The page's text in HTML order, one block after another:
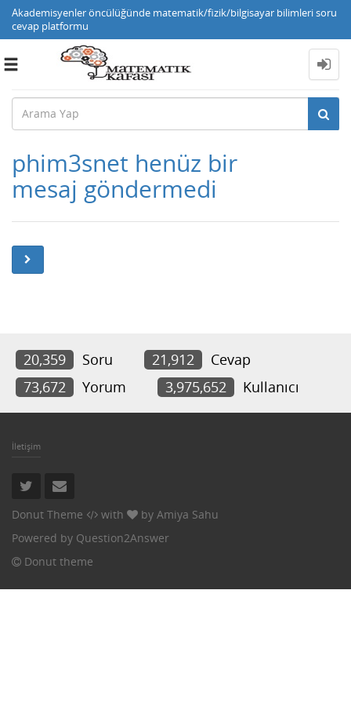
Akademisyenler öncülüğünde matematik/fizik/bilgisayar bilimleri soru
cevap platformu
Toggle
phim3snet henüz bir
mesaj göndermedi
20,359 Soru 21,912
Cevap
73,672
Yorum 3,975,652 Kullanıcı
İletişim
Donut Theme with by Amiya Sahu
Powered by Question2Answer
Donut theme